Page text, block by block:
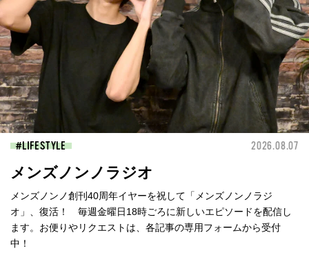
LIFESTYLE 2026.08.07
メンズノンノラジオ
メンズノンノ創刊40周年イヤーを祝して「メンズノンノラジ
オ」、復活！ 毎週金曜日18時ごろに新しいエピソードを配信し
ます。お便りやリクエストは、各記事の専用フォームから受付
中！